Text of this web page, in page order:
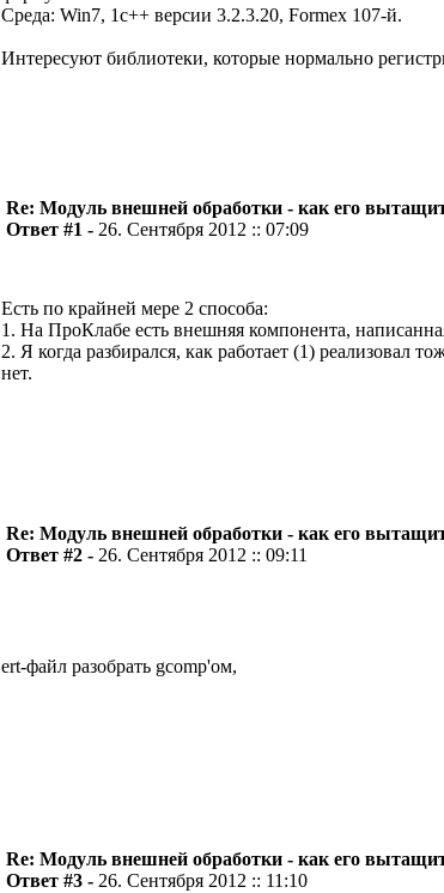
Среда: Win7, 1c++ версии 3.2.3.20, Formex 107-й.
Интересуют библиотеки, которые нормально
Re: Модуль внешней обработки - как его
Ответ #1 - 26. Сентября 2012 :: 07:09
Есть по крайней мере 2 способа:
1. На ПроКлабе есть внешняя компонента,
2. Я когда разбирался, как работает (1)
нет.
Re: Модуль внешней обработки - как его
Ответ #2 - 26. Сентября 2012 :: 09:11
ert-файл разобрать gcomp'ом,
Re: Модуль внешней обработки - как его
Ответ #3 - 26. Сентября 2012 :: 11:10